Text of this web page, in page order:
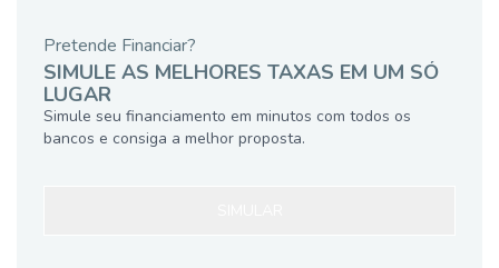
Pretende Financiar?
SIMULE AS MELHORES TAXAS EM UM SÓ
LUGAR
Simule seu financiamento em minutos com todos os
bancos e consiga a melhor proposta.